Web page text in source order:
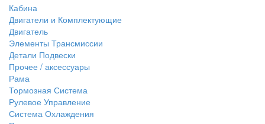
Кабина
Двигатели и Комплектующие
Двигатель
Элементы Трансмиссии
Детали Подвески
Прочее / аксессуары
Рама
Тормозная Система
Рулевое Управление
Система Охлаждения